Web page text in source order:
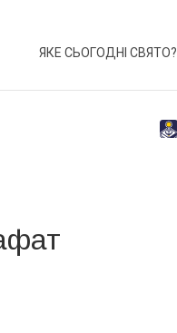
ЯКЕ СЬОГОДНІ СВЯТО?